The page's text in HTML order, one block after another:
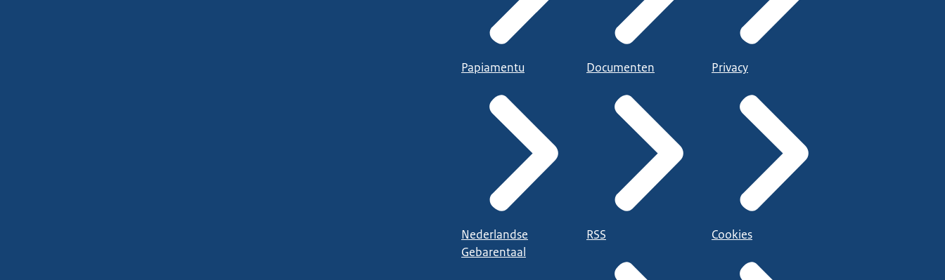
Papiamentu
Nederlandse
Gebarentaal
Documenten
RSS
Privacy
Cookies